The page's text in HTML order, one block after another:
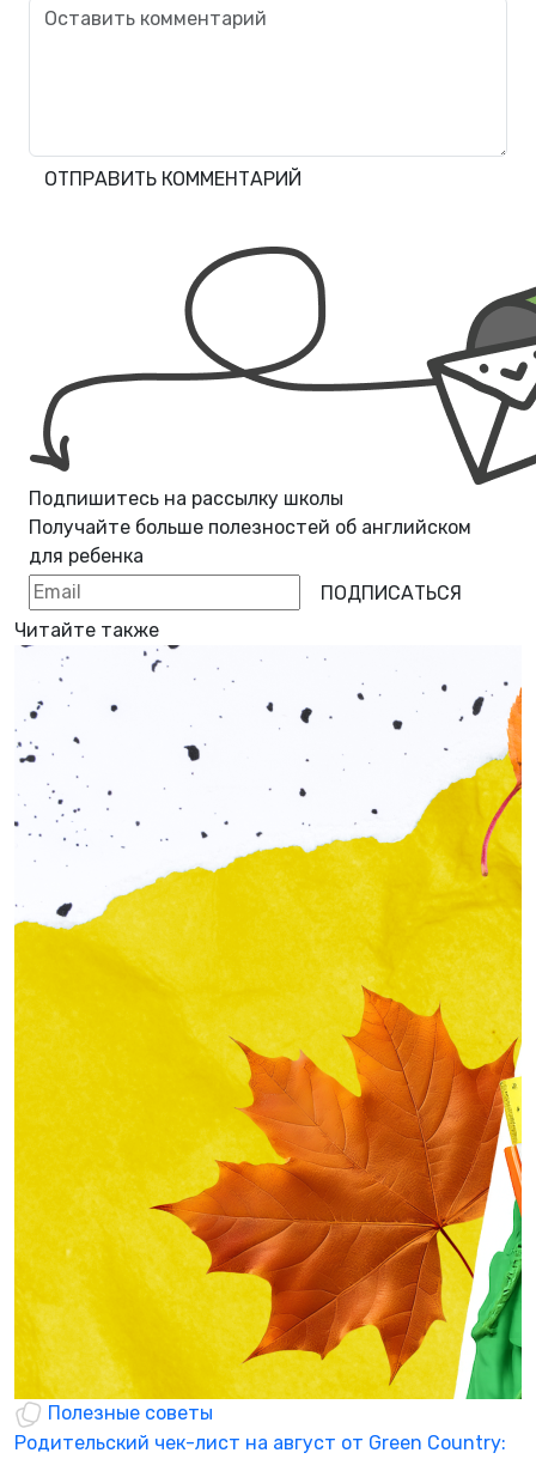
ОТПРАВИТЬ КОММЕНТАРИЙ
Подпишитесь на рассылку школы
Получайте больше полезностей об английском
для ребенка
ПОДПИСАТЬСЯ
Читайте также
Полезные советы
Родительский чек-лист на август от Green Country: